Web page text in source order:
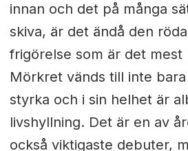
innan och det på många
skiva, är det ändå den
frigörelse som är det mest
Mörkret vänds till inte
styrka och i sin helhet är
livshyllning. Det är en av
också viktigaste debuter,